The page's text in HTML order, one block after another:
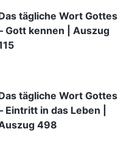
tägliche Wort Gottes
Gott kennen | Auszug
tägliche Wort Gottes
Eintritt in das Leben |
498